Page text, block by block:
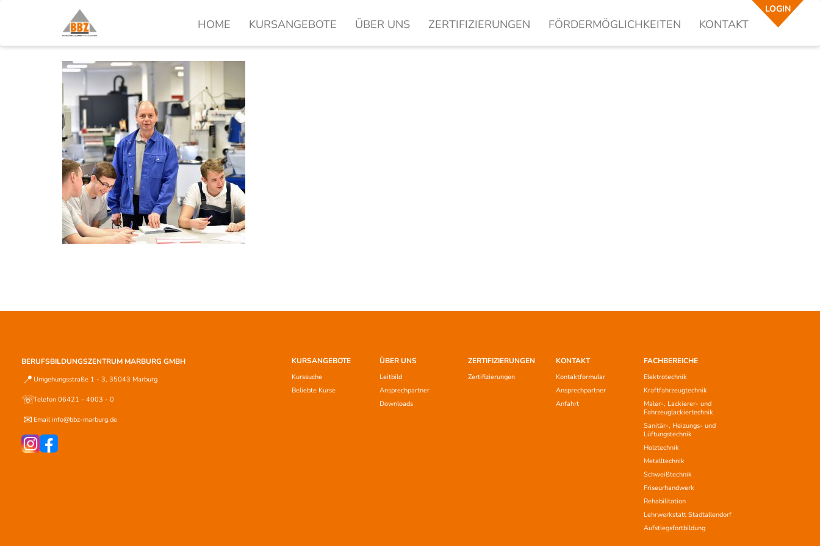
LOGIN
HOME KURSANGEBOTE ÜBER UNS ZERTIFIZIERUNGEN FÖRDERMÖGLICHKEITEN KONTAKT
BERUFSBILDUNGSZENTRUM MARBURG GMBH
📍 Umgehungsstraße 1 - 3, 35043 Marburg
☏Telefon 06421 - 4003 - 0
✉ Email info@bbz-marburg.de
KURSANGEBOTE
Kurssuche
Beliebte Kurse
ÜBER UNS
Leitbild
Ansprechpartner
Downloads
ZERTIFIZIERUNGEN
Zertifizierungen
KONTAKT
Kontaktformular
Ansprechpartner
Anfahrt
FACHBEREICHE
Elektrotechnik
Kraftfahrzeugtechnik
Maler-, Lackierer- und
Fahrzeuglackiertechnik
Sanitär-, Heizungs- und
Lüftungstechnik
Holztechnik
Metalltechnik
Schweißtechnik
Friseurhandwerk
Rehabilitation
Lehrwerkstatt Stadtallendorf
Aufstiegsfortbildung